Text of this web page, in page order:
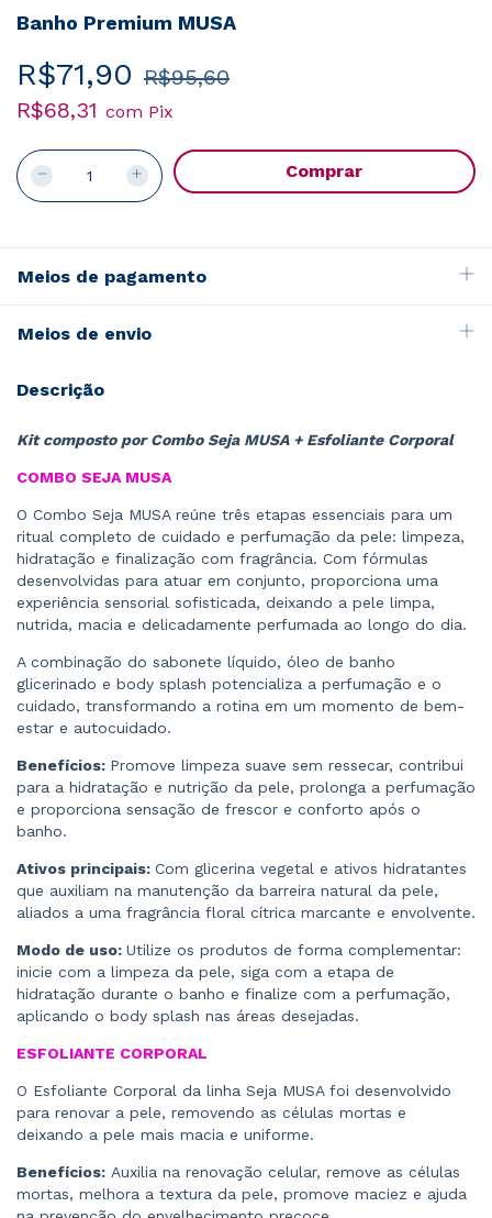
Banho Premium MUSA
R$71,90 R$95,60
R$68,31 com Pix
Meios de pagamento
Meios de envio
Descrição
Kit composto por Combo Seja MUSA + Esfoliante Corporal
COMBO SEJA MUSA
O Combo Seja MUSA reúne três etapas essenciais para um
ritual completo de cuidado e perfumação da pele: limpeza,
hidratação e finalização com fragrância. Com fórmulas
desenvolvidas para atuar em conjunto, proporciona uma
experiência sensorial sofisticada, deixando a pele limpa,
nutrida, macia e delicadamente perfumada ao longo do dia.
A combinação do sabonete líquido, óleo de banho
glicerinado e body splash potencializa a perfumação e o
cuidado, transformando a rotina em um momento de bem-
estar e autocuidado.
Benefícios: Promove limpeza suave sem ressecar, contribui
para a hidratação e nutrição da pele, prolonga a perfumação
e proporciona sensação de frescor e conforto após o
banho.
Ativos principais: Com glicerina vegetal e ativos hidratantes
que auxiliam na manutenção da barreira natural da pele,
aliados a uma fragrância floral cítrica marcante e envolvente.
Modo de uso: Utilize os produtos de forma complementar:
inicie com a limpeza da pele, siga com a etapa de
hidratação durante o banho e finalize com a perfumação,
aplicando o body splash nas áreas desejadas.
ESFOLIANTE CORPORAL
O Esfoliante Corporal da linha Seja MUSA foi desenvolvido
para renovar a pele, removendo as células mortas e
deixando a pele mais macia e uniforme.
Benefícios: Auxilia na renovação celular, remove as células
mortas, melhora a textura da pele, promove maciez e ajuda